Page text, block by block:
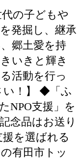
の子どもや
発掘し、継承
郷土愛を持
いきと輝き
活動を行っ
い！】 ◆「ふ
NPO支援」を
念品はお送り
を選ばれる
有田市トッ